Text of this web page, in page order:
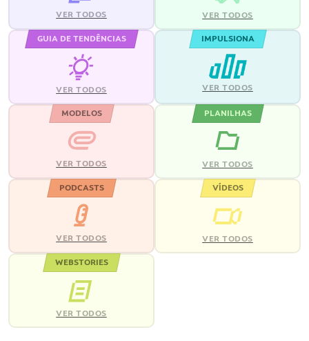
VER TODOS VER TODOS
GUIA DE TENDÊNCIAS
VER TODOS
IMPULSIONA
VER TODOS
MODELOS
VER TODOS
PLANILHAS
VER TODOS
PODCASTS
VER TODOS
VÍDEOS
VER TODOS
WEBSTORIES
VER TODOS